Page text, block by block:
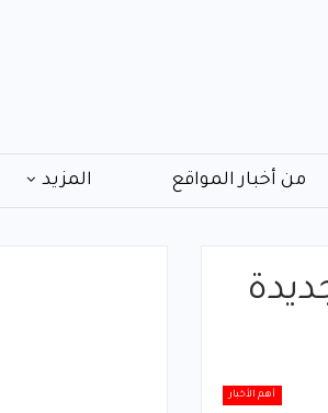
من أخبار المواقع المزيد
أهم الأخبار